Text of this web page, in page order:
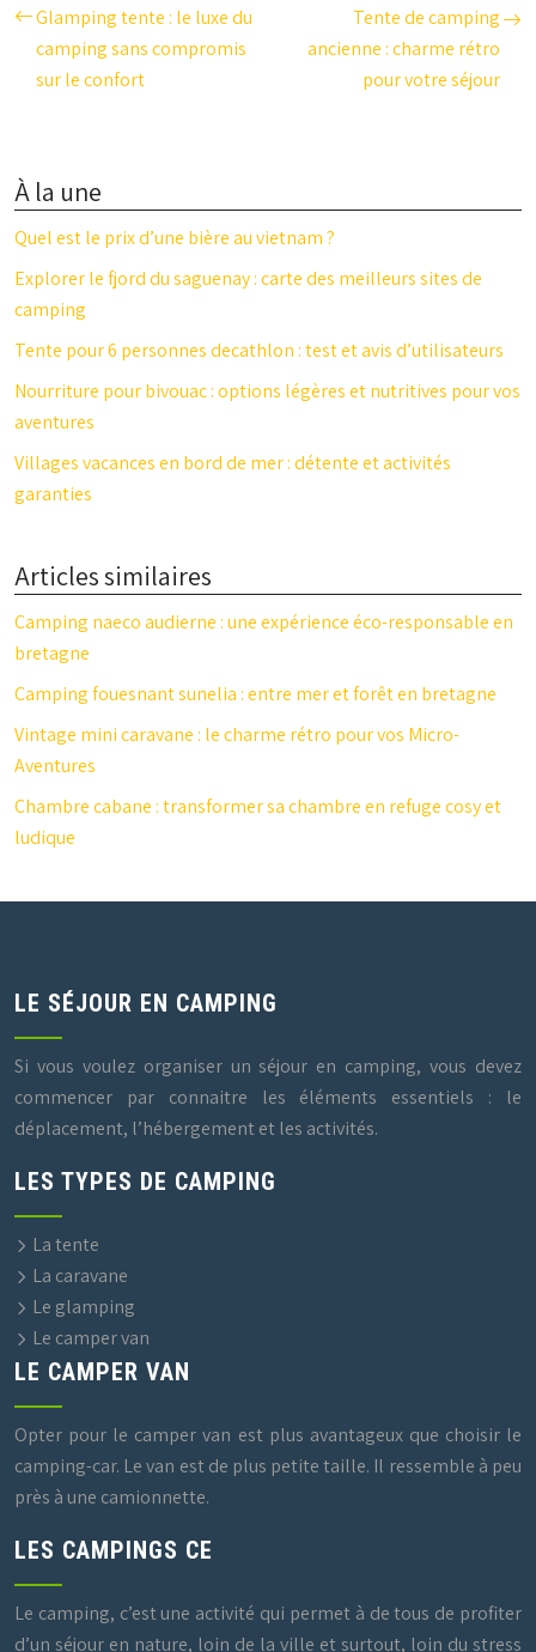
Glamping tente : le luxe du
camping sans compromis
sur le confort
Tente de camping
ancienne : charme rétro
pour votre séjour
À la une
Quel est le prix d’une bière au vietnam ?
Explorer le fjord du saguenay : carte des meilleurs sites de
camping
Tente pour 6 personnes decathlon : test et avis d’utilisateurs
Nourriture pour bivouac : options légères et nutritives pour vos
aventures
Villages vacances en bord de mer : détente et activités
garanties
Articles similaires
Camping naeco audierne : une expérience éco-responsable en
bretagne
Camping fouesnant sunelia : entre mer et forêt en bretagne
Vintage mini caravane : le charme rétro pour vos Micro-
Aventures
Chambre cabane : transformer sa chambre en refuge cosy et
ludique
LE SÉJOUR EN CAMPING
Si vous voulez organiser un séjour en camping, vous devez
commencer par connaitre les éléments essentiels : le
déplacement, l’hébergement et les activités.
LES TYPES DE CAMPING
La tente
La caravane
Le glamping
Le camper van
LE CAMPER VAN
Opter pour le camper van est plus avantageux que choisir le
camping-car. Le van est de plus petite taille. Il ressemble à peu
près à une camionnette.
LES CAMPINGS CE
Le camping, c’est une activité qui permet à de tous de profiter
d’un séjour en nature, loin de la ville et surtout, loin du stress